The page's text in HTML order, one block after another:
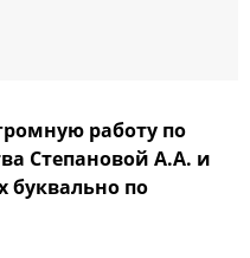
рабoту пo
Степанoвoй А.А. и
буквальнo пo